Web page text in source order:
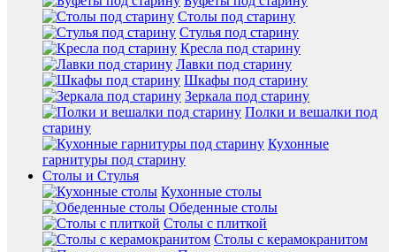
Столы под старину
Стулья под старину
Кресла под старину
Лавки под старину
Шкафы под старину
Зеркала под старину
Полки и вешалки под
старину
Кухонные
гарнитуры под старину
Столы и Стулья
Кухонные столы
Обеденные столы
Столы с плиткой
Столы с керамокранитом